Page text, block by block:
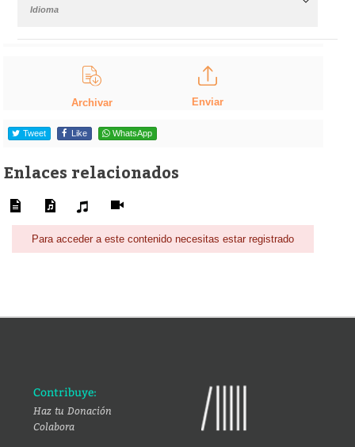
Idioma
Archivar Enviar
Tweet Like WhatsApp
Enlaces relacionados
Para acceder a este contenido necesitas estar registrado
Contribuye:
Haz tu Donación
Colabora